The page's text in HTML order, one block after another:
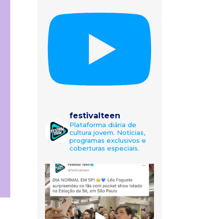
festivalteen
Plataforma diária de
cultura jovem. Notícias,
programas exclusivos e
coberturas especiais.